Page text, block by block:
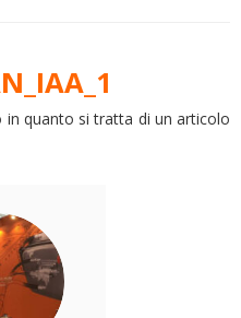
in quanto si tratta di un articolo